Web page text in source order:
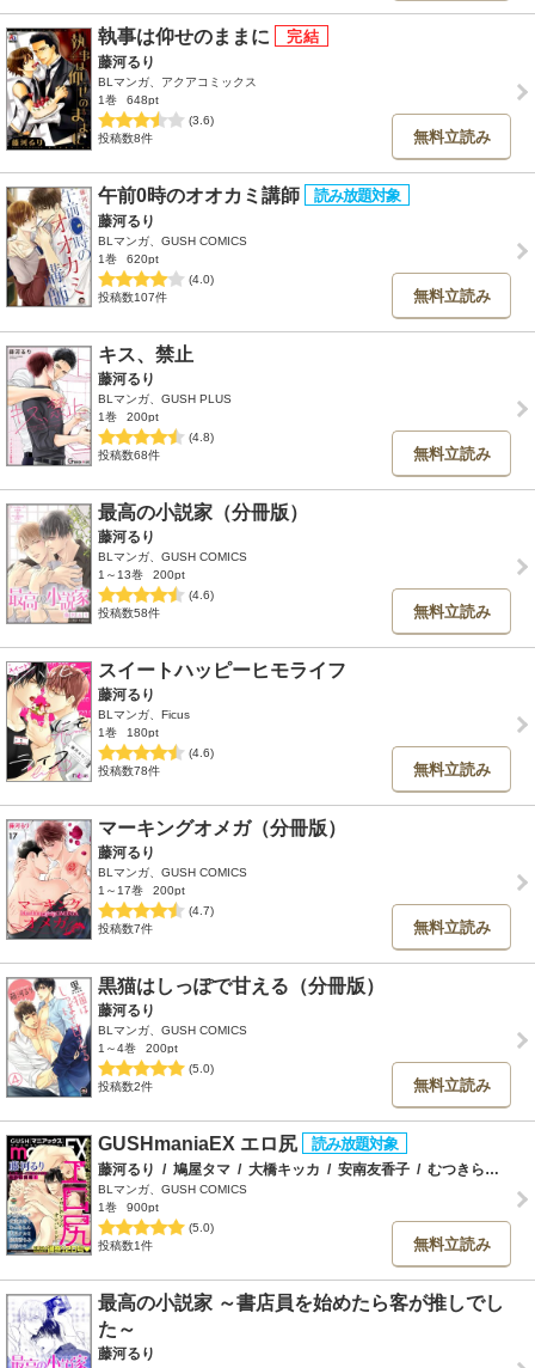
執事は仰せのままに
藤河るり
BLマンガ、アクアコミックス
1巻
648pt
(3.6)
投稿数8件
無料立読み
午前0時のオオカミ講師
藤河るり
BLマンガ、GUSH COMICS
1巻
620pt
(4.0)
投稿数107件
無料立読み
キス、禁止
藤河るり
BLマンガ、GUSH PLUS
1巻
200pt
(4.8)
投稿数68件
無料立読み
最高の小説家（分冊版）
藤河るり
BLマンガ、GUSH COMICS
1～13巻
200pt
(4.6)
投稿数58件
無料立読み
スイートハッピーヒモライフ
藤河るり
BLマンガ、Ficus
1巻
180pt
(4.6)
投稿数78件
無料立読み
マーキングオメガ（分冊版）
藤河るり
BLマンガ、GUSH COMICS
1～17巻
200pt
(4.7)
投稿数7件
無料立読み
黒猫はしっぽで甘える（分冊版）
藤河るり
BLマンガ、GUSH COMICS
1～4巻
200pt
(5.0)
投稿数2件
無料立読み
GUSHmaniaEX エロ尻
藤河るり / 鳩屋タマ / 大橋キッカ / 安南友香子 / むつきらん
BLマンガ、GUSH COMICS
1巻
900pt
(5.0)
投稿数1件
無料立読み
最高の小説家 ～書店員を始めたら客が推しでし
た～
藤河るり